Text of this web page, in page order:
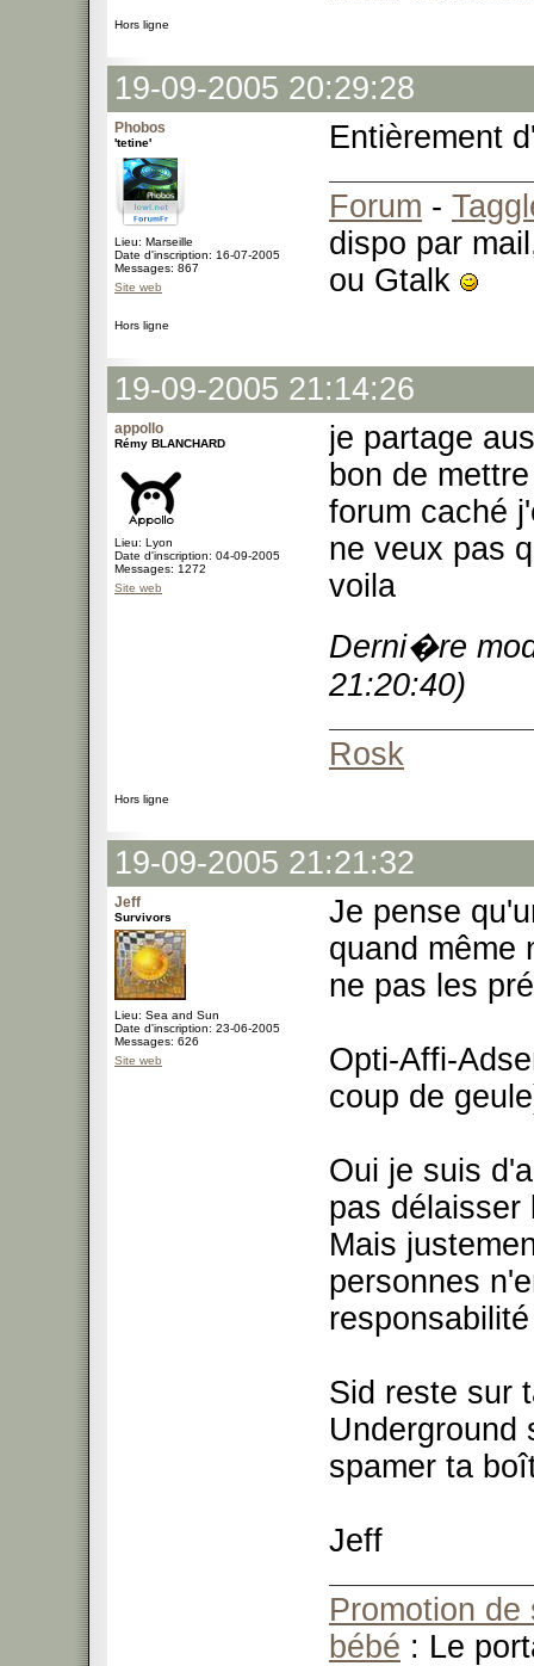
Hors ligne
19-09-2005 20:29:28
Phobos
'tetine'
Lieu: Marseille
Date d'inscription: 16-07-2005
Messages: 867
Site web
Entièrement
Forum -
dispo par
ou Gtalk
Hors ligne
19-09-2005 21:14:26
appollo
Rémy BLANCHARD
Lieu: Lyon
Date d'inscription: 04-09-2005
Messages: 1272
Site web
je partage
bon de
forum caché
ne veux pas
voila
Derni�re
21:20:40)
Rosk
Hors ligne
19-09-2005 21:21:32
Jeff
Survivors
Lieu: Sea and Sun
Date d'inscription: 23-06-2005
Messages: 626
Site web
Je pense
quand même
ne pas les
Opti-Affi-
coup de
Oui je suis
pas délaisser
Mais
personnes
Sid reste sur
Underground
spamer ta
Jeff
Promotion de
bébé : Le